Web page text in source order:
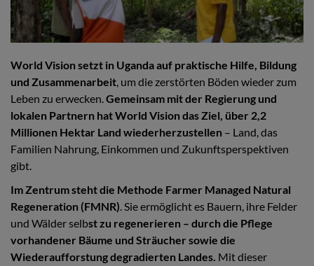
World Vision setzt in Uganda auf praktische Hilfe, Bildung
und Zusammenarbeit, um die zerstörten Böden wieder zum
Leben zu erwecken.Gemeinsam mit der Regierung und
lokalen Partnern hat World Vision das Ziel, über 2,2
Millionen Hektar Land wiederherzustellen – Land, das
Familien Nahrung, Einkommen und Zukunftsperspektiven
gibt.
Im Zentrum steht die Methode Farmer Managed Natural
Regeneration (FMNR). Sie ermöglicht es Bauern, ihre Felder
und Wälder selbst zu regenerieren – durch die Pflege
vorhandener Bäume und Sträucher sowie die
Wiederaufforstung degradierten Landes. Mit dieser